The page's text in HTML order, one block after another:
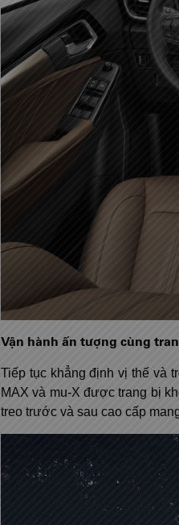
Vận hành ấn tượng cùng
Tiếp tục khẳng định vị thế và
MAX và mu-X được trang bị
treo trước và sau cao cấp